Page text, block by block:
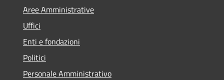
Aree Amministrative
Uffici
Enti e fondazioni
Politici
Personale Amministrativo